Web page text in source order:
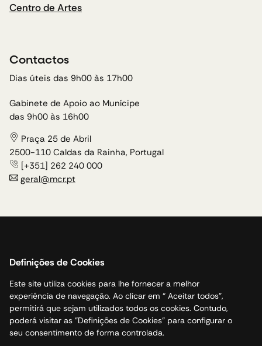
Definições de Cookies
Este site utiliza cookies para lhe fornecer a melhor
experiência de navegação. Ao clicar em “ Aceitar todos”,
permitirá que sejam utilizados todos os cookies. Contudo,
poderá visitar as "Definições de Cookies" para configurar o
seu consentimento de forma controlada.
Centro de Artes
Contactos
Dias úteis das 9h00 às 17h00
Gabinete de Apoio ao Munícipe
das 9h00 às 16h00
Praça 25 de Abril
2500-110 Caldas da Rainha, Portugal
[+351] 262 240 000
geral@mcr.pt
Acessibilidade
Livro de Reclamações
Politica de privacidade
Mapa do site